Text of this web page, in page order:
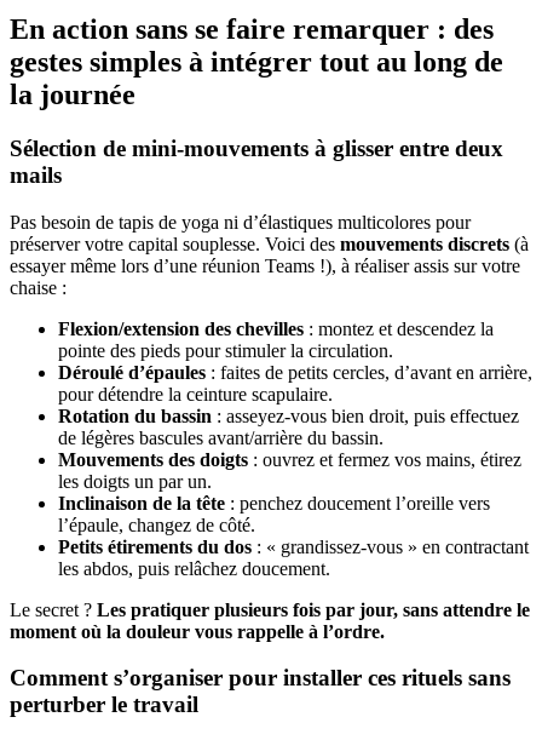
En action sans se faire remarquer : des
gestes simples à intégrer tout au long de
la journée
Sélection de mini-mouvements à glisser entre deux
mails
Pas besoin de tapis de yoga ni d’élastiques multicolores pour
préserver votre capital souplesse. Voici des mouvements discrets (à
essayer même lors d’une réunion Teams !), à réaliser assis sur votre
chaise :
Flexion/extension des chevilles : montez et descendez la
pointe des pieds pour stimuler la circulation.
Déroulé d’épaules : faites de petits cercles, d’avant en arrière,
pour détendre la ceinture scapulaire.
Rotation du bassin : asseyez-vous bien droit, puis effectuez
de légères bascules avant/arrière du bassin.
Mouvements des doigts : ouvrez et fermez vos mains, étirez
les doigts un par un.
Inclinaison de la tête : penchez doucement l’oreille vers
l’épaule, changez de côté.
Petits étirements du dos : « grandissez-vous » en contractant
les abdos, puis relâchez doucement.
Le secret ? Les pratiquer plusieurs fois par jour, sans attendre le
moment où la douleur vous rappelle à l’ordre.
Comment s’organiser pour installer ces rituels sans
perturber le travail